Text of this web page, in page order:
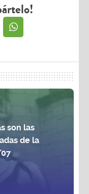
son las
de la